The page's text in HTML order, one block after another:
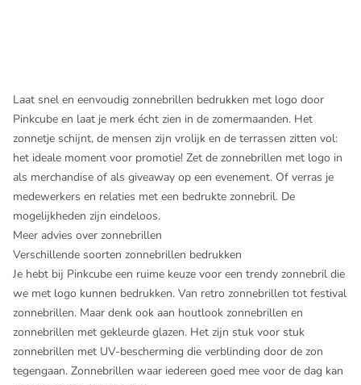
Laat snel en eenvoudig zonnebrillen bedrukken met logo door
Pinkcube en laat je merk écht zien in de zomermaanden. Het
zonnetje schijnt, de mensen zijn vrolijk en de terrassen zitten vol:
het ideale moment voor promotie! Zet de zonnebrillen met logo in
als merchandise of als giveaway op een evenement. Of verras je
medewerkers en relaties met een bedrukte zonnebril. De
mogelijkheden zijn eindeloos.
Meer advies over zonnebrillen
Verschillende soorten zonnebrillen bedrukken
Je hebt bij Pinkcube een ruime keuze voor een trendy zonnebril die
we met logo kunnen bedrukken. Van retro zonnebrillen tot festival
zonnebrillen. Maar denk ook aan houtlook zonnebrillen en
zonnebrillen met gekleurde glazen. Het zijn stuk voor stuk
zonnebrillen met UV-bescherming die verblinding door de zon
tegengaan. Zonnebrillen waar iedereen goed mee voor de dag kan